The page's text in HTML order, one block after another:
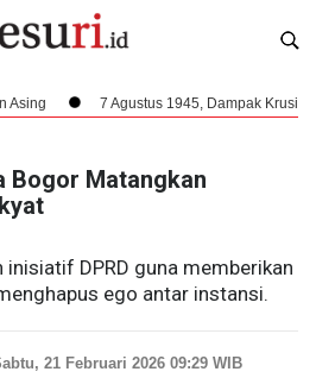
7 Agustus 1945, Dampak Krusial
Bogor Matangkan
inisiatif DPRD guna memberikan
ego antar instansi.
21 Februari 2026 09:29 WIB